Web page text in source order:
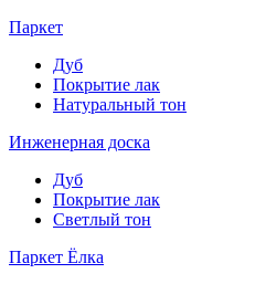
Паркет
Дуб
Покрытие лак
Натуральный тон
Инженерная доска
Дуб
Покрытие лак
Светлый тон
Паркет Ёлка